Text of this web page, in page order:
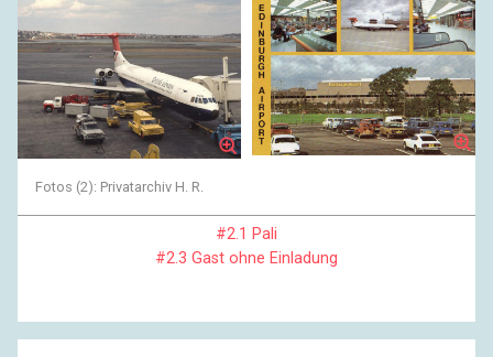
Fotos (2): Privatarchiv H. R.
#2.1 Pali
#2.3 Gast ohne Einladung